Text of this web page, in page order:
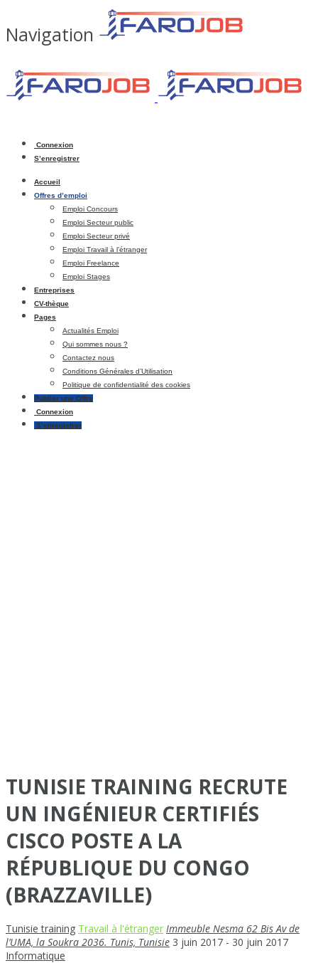
Navigation
Connexion
S’enregistrer
Accueil
Offres d’emploi
Emploi Concours
Emploi Secteur public
Emploi Secteur privé
Emploi Travail à l’étranger
Emploi Freelance
Emploi Stages
Entreprises
CV-thèque
Pages
Actualités Emploi
Qui sommes nous ?
Contactez nous
Conditions Générales d’Utilisation
Politique de confidentialité des cookies
Publier une Offre
Connexion
S’enregistrer
TUNISIE TRAINING RECRUTE
UN INGÉNIEUR CERTIFIÉS
CISCO POSTE A LA
RÉPUBLIQUE DU CONGO
(BRAZZAVILLE)
Tunisie training Travail à l'étranger Immeuble Nesma 62 Bis Av de
l’UMA, la Soukra 2036. Tunis, Tunisie 3 juin 2017 - 30 juin 2017
Informatique